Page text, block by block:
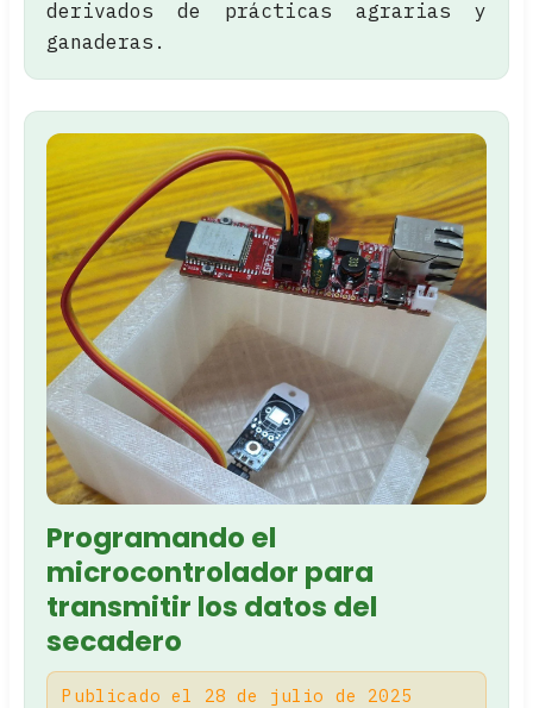
derivados de prácticas agrarias y
ganaderas.
Programando el
microcontrolador para
transmitir los datos del
secadero
Publicado el 28 de julio de 2025